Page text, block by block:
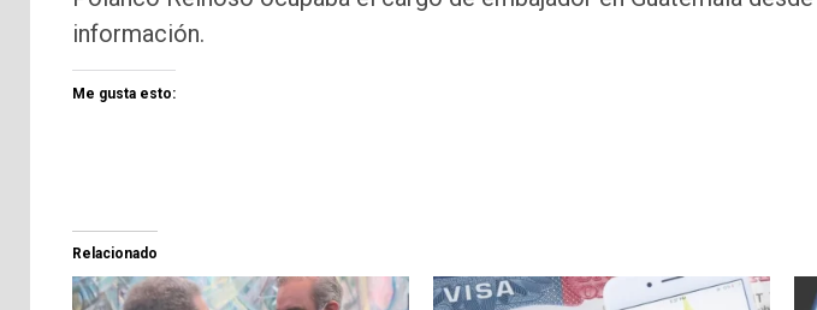
información.
Me gusta esto:
Relacionado